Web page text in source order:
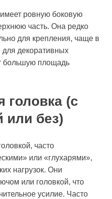
ровную боковую
часть. Она редко
для крепления, чаще в
декоративных
большую площадь
головка (с
или без)
часто
или «глухарями»,
нагрузок. Они
или головкой, что
усилие. Часто